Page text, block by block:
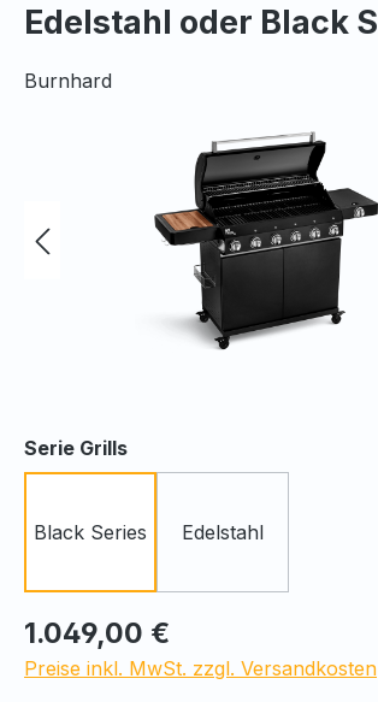
Edelstahl oder Black
Burnhard
Regulärer Preis:
1.049,00 €
Preise inkl. MwSt. zzgl. Versandkosten
Serie Grillsauswählen
Black Series Edelstahl